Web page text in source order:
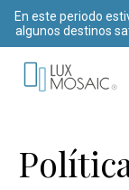
En este periodo
algunos destinos